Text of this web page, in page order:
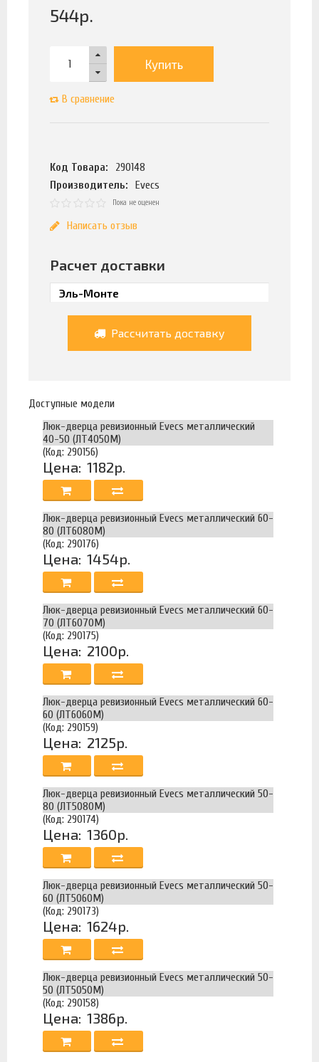
544р.
Купить
В сравнение
Код Товара:
290148
Производитель:
Evecs
Пока не оценен
Написать отзыв
Расчет доставки
Рассчитать доставку
Доступные модели
Люк-дверца ревизионный Evecs металлический
40-50 (ЛТ4050М)
(Код: 290156)
Цена: 1182р.
Люк-дверца ревизионный Evecs металлический 60-
80 (ЛТ6080М)
(Код: 290176)
Цена: 1454р.
Люк-дверца ревизионный Evecs металлический 60-
70 (ЛТ6070М)
(Код: 290175)
Цена: 2100р.
Люк-дверца ревизионный Evecs металлический 60-
60 (ЛТ6060М)
(Код: 290159)
Цена: 2125р.
Люк-дверца ревизионный Evecs металлический 50-
80 (ЛТ5080М)
(Код: 290174)
Цена: 1360р.
Люк-дверца ревизионный Evecs металлический 50-
60 (ЛТ5060М)
(Код: 290173)
Цена: 1624р.
Люк-дверца ревизионный Evecs металлический 50-
50 (ЛТ5050М)
(Код: 290158)
Цена: 1386р.